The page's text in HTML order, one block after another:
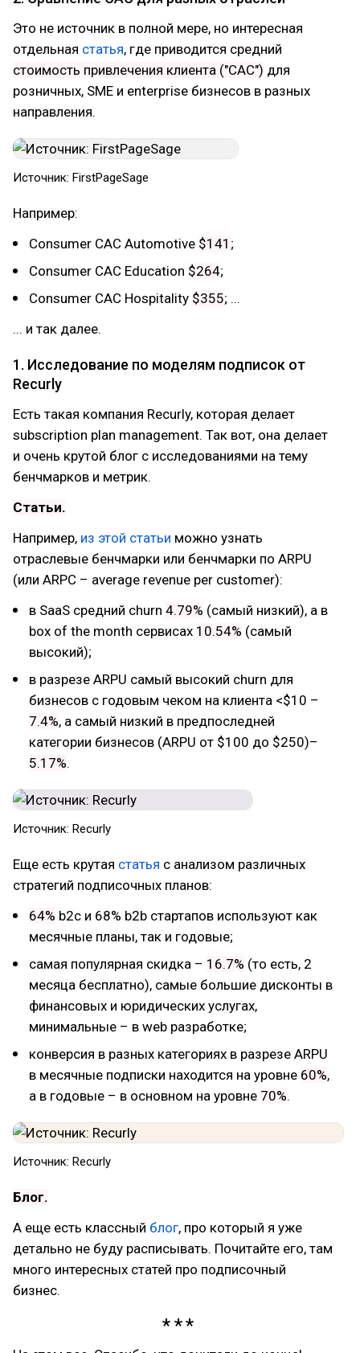
Это не источник в полной мере, но интересная
отдельная статья, где приводится средний
стоимость привлечения клиента ("CAC") для
розничных, SME и enterprise бизнесов в разных
направления.
Источник: FirstPageSage
Например:
Consumer CAC Automotive $141 ;
Consumer CAC Education $264;
Consumer CAC Hospitality $355; ...
... и так далее.
1. Исследование по моделям подписок от
Recurly
Есть такая компания Recurly, которая делает
subscription plan management. Так вот, она делает
и очень крутой блог с исследованиями на тему
бенчмарков и метрик.
Статьи.
Например, из этой статьи можно узнать
отраслевые бенчмарки или бенчмарки по ARPU
(или ARPC – average revenue per customer):
в SaaS средний churn 4.79% (самый низкий), а в
box of the month сервисах 10.54% (самый
высокий);
в разрезе ARPU самый высокий churn для
бизнесов с годовым чеком на клиента <$10 –
7.4%, а самый низкий в предпоследней
категории бизнесов (ARPU от $100 до $250)–
5.17%.
Источник: Recurly
Еще есть крутая статья с анализом различных
стратегий подписочных планов:
64% b2c и 68% b2b стартапов используют как
месячные планы, так и годовые;
самая популярная скидка – 16.7% (то есть, 2
месяца бесплатно), самые большие дисконты в
финансовых и юридических услугах,
минимальные – в web разработке;
конверсия в разных категориях в разрезе ARPU
в месячные подписки находится на уровне 60%,
а в годовые – в основном на уровне 70%.
Источник: Recurly
Блог.
А еще есть классный блог, про который я уже
детально не буду расписывать. Почитайте его, там
много интересных статей про подписочный
бизнес.